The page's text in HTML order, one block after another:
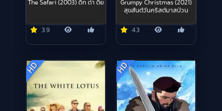
The Safari (2003) ดึก ดำ ดึ๋ย
3.9
Grumpy Christmas (2021)
สุขสันต์วันคริสต์มาสป่วน
4.3
HD HD